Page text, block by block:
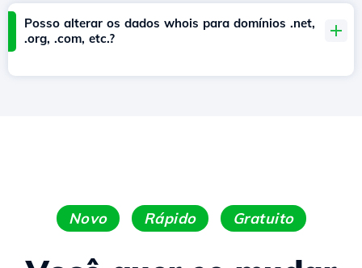
Posso alterar os dados whois para domínios .net,
.org, .com, etc.?
Novo Rápido Gratuito